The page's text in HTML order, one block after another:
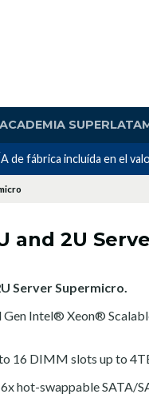
ACADEMIA
de fábrica incluída en el
and 2U
Server Supermicro.
Gen Intel® Xeon®
16 DIMM slots up to
hot-swappable SATA/